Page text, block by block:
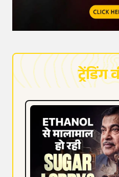
ट्रेंडिंग